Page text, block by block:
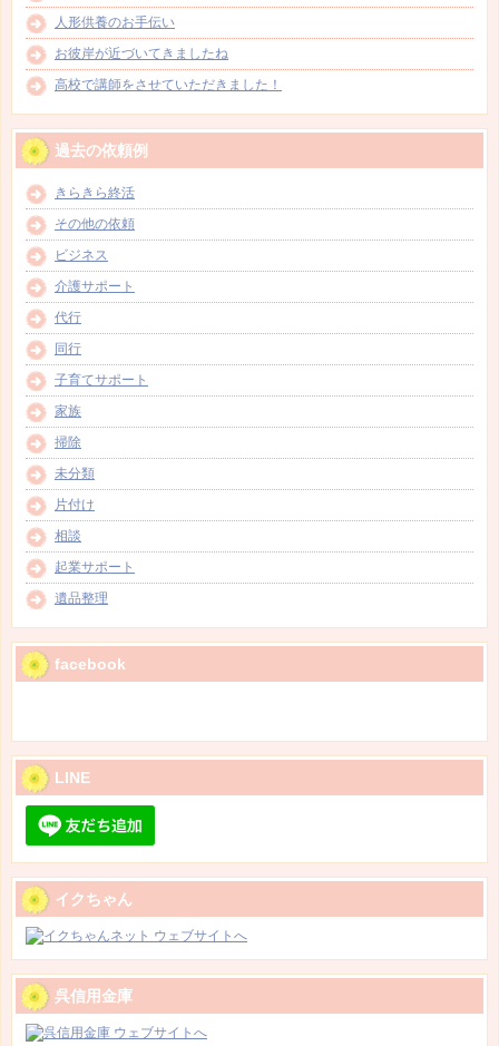
人形供養のお手伝い
お彼岸が近づいてきましたね
高校で講師をさせていただきました！
過去の依頼例
きらきら終活
その他の依頼
ビジネス
介護サポート
代行
同行
子育てサポート
家族
掃除
未分類
片付け
相談
起業サポート
遺品整理
facebook
LINE
イクちゃん
呉信用金庫